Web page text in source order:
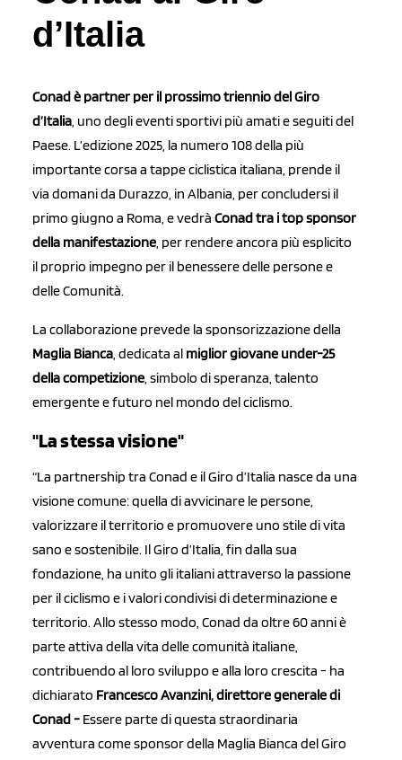
d’Italia
Conad è partner per il prossimo triennio del Giro
d’Italia, uno degli eventi sportivi più amati e seguiti del
Paese. L’edizione 2025, la numero 108 della più
importante corsa a tappe ciclistica italiana, prende il
via domani da Durazzo, in Albania, per concludersi il
primo giugno a Roma, e vedrà Conad tra i top sponsor
della manifestazione, per rendere ancora più esplicito
il proprio impegno per il benessere delle persone e
delle Comunità.
La collaborazione prevede la sponsorizzazione della
Maglia Bianca, dedicata al miglior giovane under-25
della competizione, simbolo di speranza, talento
emergente e futuro nel mondo del ciclismo.
"La stessa visione"
“La partnership tra Conad e il Giro d’Italia nasce da una
visione comune: quella di avvicinare le persone,
valorizzare il territorio e promuovere uno stile di vita
sano e sostenibile. Il Giro d’Italia, fin dalla sua
fondazione, ha unito gli italiani attraverso la passione
per il ciclismo e i valori condivisi di determinazione e
territorio. Allo stesso modo, Conad da oltre 60 anni è
parte attiva della vita delle comunità italiane,
contribuendo al loro sviluppo e alla loro crescita - ha
dichiarato Francesco Avanzini, direttore generale di
Conad - Essere parte di questa straordinaria
avventura come sponsor della Maglia Bianca del Giro